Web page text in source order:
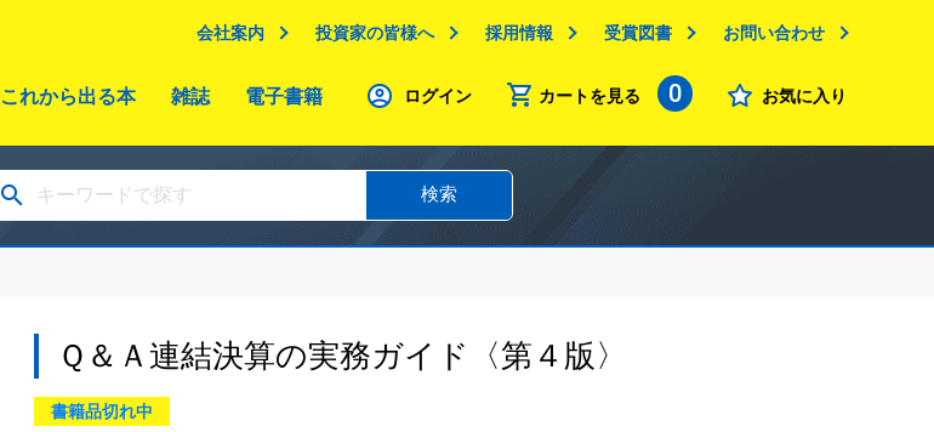
会社案内 投資家の皆様へ 採用情報 受賞図書 お問い合わせ
これから出る本 雑誌 電子書籍 ログイン カートを見る 0 お気に入り
検索
Ｑ＆Ａ連結決算の実務ガイド〈第４版〉
書籍品切れ中